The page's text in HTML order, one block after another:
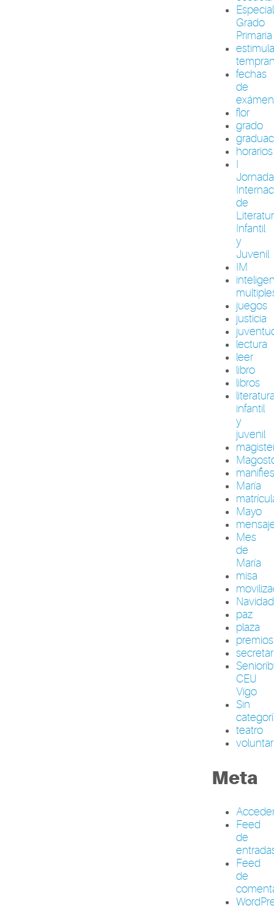
Grado
Primaria
fechas
de
flor
grado
horarios
I
de
Infantil
y
Juvenil
IM
juegos
justicia
lectura
leer
libro
libros
infantil
y
juvenil
María
Mayo
Mes
de
María
misa
Navidad
paz
plaza
premios
CEU
Vigo
Sin
teatro
Meta
Feed
de
Feed
de